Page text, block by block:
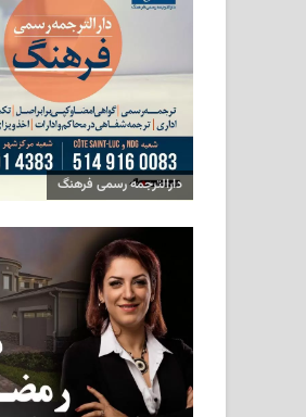
دارالترجمه رسمی فرهنگ